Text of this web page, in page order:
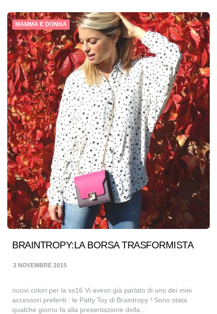
MAMMA E DONNA
BRAINTROPY:LA BORSA TRASFORMISTA
3 NOVEMBRE 2015
nuovi colori per la ss16 Vi avevo già parlato di uno dei miei
accessori preferiti : le Patty Toy di Braintropy ! Sono stata
qualche giorno fa alla presentazione della…